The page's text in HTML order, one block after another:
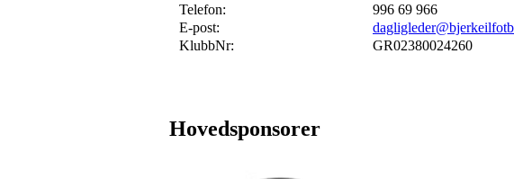
Telefon:
996 69 966
E-post:
KlubbNr:
GR02380024260
Hovedsponsorer